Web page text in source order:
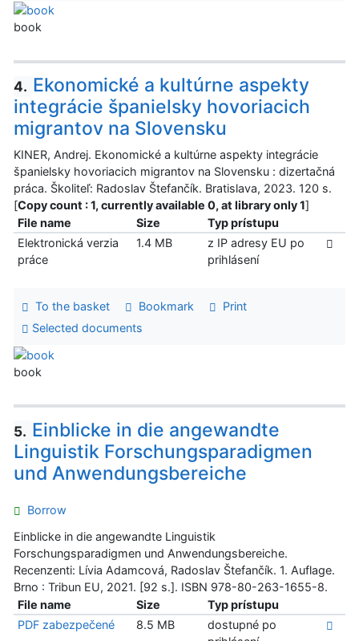
book
4. Ekonomické a kultúrne aspekty
integrácie španielsky hovoriacich
migrantov na Slovensku
KINER, Andrej. Ekonomické a kultúrne aspekty integrácie
španielsky hovoriacich migrantov na Slovensku : dizertačná
práca. Školiteľ: Radoslav Štefančík. Bratislava, 2023. 120 s.
[Copy count : 1, currently available 0, at library only 1]
File name
Size
Typ prístupu
Elektronická verzia
práce
1.4 MB
z IP adresy EU po
prihlásení
To the basket Bookmark
Print
Selected documents
book
5. Einblicke in die angewandte
Linguistik Forschungsparadigmen
und Anwendungsbereiche
Borrow
Einblicke in die angewandte Linguistik
Forschungsparadigmen und Anwendungsbereiche.
Recenzenti: Lívia Adamcová, Radoslav Štefančík. 1. Auflage.
Brno : Tribun EU, 2021. [92 s.]. ISBN 978-80-263-1655-8.
File name
Size
Typ prístupu
PDF zabezpečené
8.5 MB
dostupné po